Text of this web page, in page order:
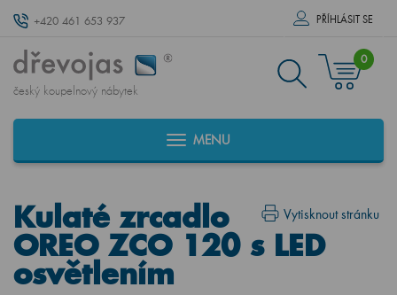
+420 461 653 937 PŘÍHLÁSIT SE
český koupelnový nábytek
0
MENU
Vytisknout stránku
Kulaté zrcadlo
OREO ZCO 120 s LED
osvětlením